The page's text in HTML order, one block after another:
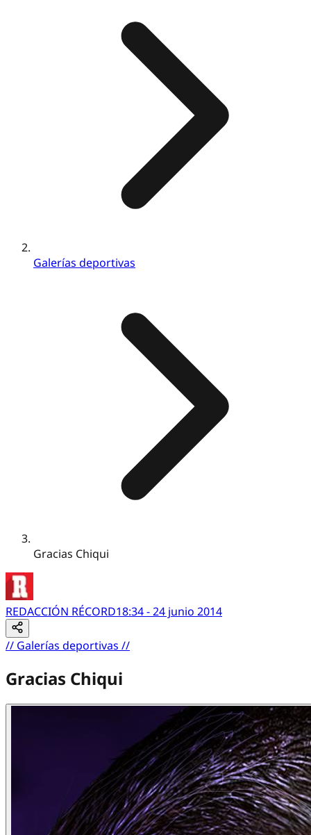
Galerías deportivas
Gracias Chiqui
REDACCIÓN RÉCORD18:34 - 24 junio 2014
// Galerías deportivas //
Gracias Chiqui